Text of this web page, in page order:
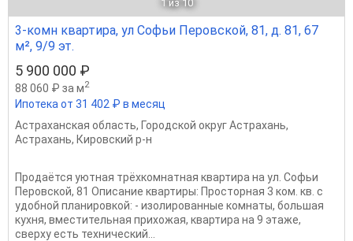
1 из 10
3-комн квартира, ул Софьи Перовской, 81, д. 81, 67
м², 9/9 эт.
5 900 000 ₽
88 060 ₽ за м2
Ипотека от 31 402 ₽ в месяц
Астраханская область, Городской округ Астрахань,
Астрахань, Кировский р-н
Продаётся уютная трёхкомнатная квартира на ул. Софьи
Перовской, 81 Описание квартиры: Просторная 3 ком. кв. с
удобной планировкой: - изолированные комнаты, большая
кухня, вместительная прихожая, квартира на 9 этаже,
сверху есть технический...